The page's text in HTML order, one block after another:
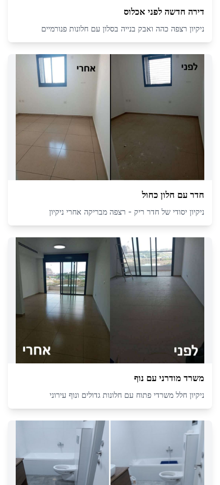
דירה חדשה לפני אכלוס
ניקיון רצפה כהה ואבק בנייה בסלון עם חלונות פנורמיים
חדר עם חלון כחול
ניקיון יסודי של חדר ריק - רצפה מבריקה אחרי ניקיון
משרד מודרני עם נוף
ניקיון חלל משרדי פתוח עם חלונות גדולים ונוף עירוני